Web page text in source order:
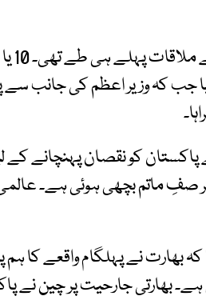
جب کہ وزیر اعظم کی جانب سے
پاکستان کو نقصان پہنچانے
صفِ ماتم بچھی ہوئی ہے۔
نے پہلگام واقعے کا ہم پر
بھارتی جارحیت پر چین نے